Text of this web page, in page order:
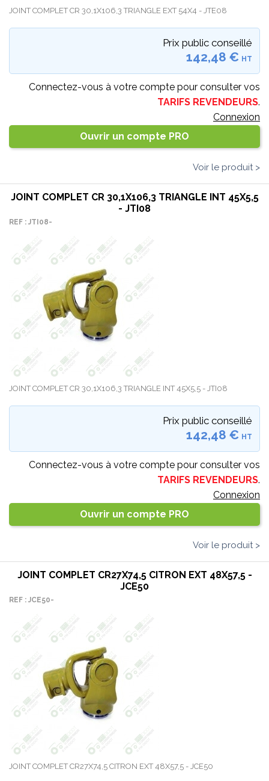
JOINT COMPLET CR 30,1X106,3 TRIANGLE EXT 54X4 - JTE08
Prix public conseillé
142,48 € HT
Connectez-vous à votre compte pour consulter vos
TARIFS REVENDEURS.
Connexion
Ouvrir un compte PRO
Voir le produit >
JOINT COMPLET CR 30,1X106,3 TRIANGLE INT 45X5,5
- JTI08
REF : JTI08-
JOINT COMPLET CR 30,1X106,3 TRIANGLE INT 45X5,5 - JTI08
Prix public conseillé
142,48 € HT
Connectez-vous à votre compte pour consulter vos
TARIFS REVENDEURS.
Connexion
Ouvrir un compte PRO
Voir le produit >
JOINT COMPLET CR27X74,5 CITRON EXT 48X57,5 -
JCE50
REF : JCE50-
JOINT COMPLET CR27X74,5 CITRON EXT 48X57,5 - JCE50